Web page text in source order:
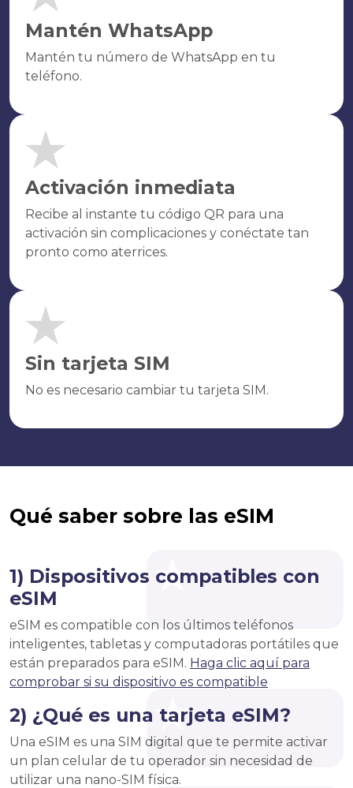
Mantén WhatsApp
Mantén tu número de WhatsApp en tu
teléfono.
Activación inmediata
Recibe al instante tu código QR para una
activación sin complicaciones y conéctate tan
pronto como aterrices.
Sin tarjeta SIM
No es necesario cambiar tu tarjeta SIM.
Qué saber sobre las eSIM
1) Dispositivos compatibles con
eSIM
eSIM es compatible con los últimos teléfonos
inteligentes, tabletas y computadoras portátiles que
están preparados para eSIM. Haga clic aquí para
comprobar si su dispositivo es compatible
2) ¿Qué es una tarjeta eSIM?
Una eSIM es una SIM digital que te permite activar
un plan celular de tu operador sin necesidad de
utilizar una nano-SIM física.